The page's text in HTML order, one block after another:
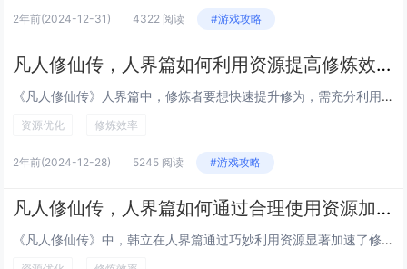
2年前(2024-12-31) 4322 阅读 #游戏攻略
凡人修仙传，人界篇如何利用资源提高修炼效率，快速提升
《凡人修仙传》人界篇中，修炼者要想快速提升修为，需充分利用各类资源。灵石是最基础的修炼物资，可通过交易、打怪等方式获取。丹药能大幅提高修炼速度，尤其是高品质丹药，可弥补修炼瓶颈期的不足。功法的选择至关重要，高级功法不仅能提升修炼效率，还能避...
资源优化 修炼效率
2年前(2024-12-28) 5245 阅读 #游戏攻略
凡人修仙传，人界篇如何通过合理使用资源加速修炼进度
《凡人修仙传》中，韩立在人界篇通过巧妙利用资源显著加速了修炼进度。他注重收集稀有灵草和矿石，用于炼制丹药和法宝，从而提升自身实力。他还善于结交各路修士，获取珍贵的修炼功法与秘籍。韩立善用洞府等特殊场所进行闭关修炼，借助天地灵气浓郁之地快速积...